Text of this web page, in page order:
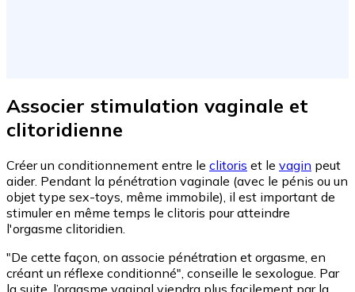
Associer stimulation vaginale et
clitoridienne
Créer un conditionnement entre le clitoris et le vagin peut
aider. Pendant la pénétration vaginale (avec le pénis ou un
objet type sex-toys, même immobile), il est important de
stimuler en même temps le clitoris pour atteindre
l'orgasme clitoridien.
"De cette façon, on associe pénétration et orgasme, en
créant un réflexe conditionné", conseille le sexologue. Par